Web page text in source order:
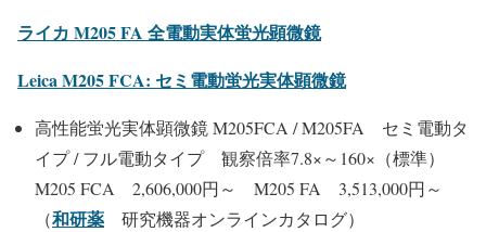
ライカ M205 FA 全電動実体蛍光顕微鏡
Leica M205 FCA: セミ電動蛍光実体顕微鏡
高性能蛍光実体顕微鏡 M205FCA / M205FA セミ電動タ
イプ / フル電動タイプ 観察倍率7.8×～160×（標準）
M205 FCA 2,606,000円～ M205 FA 3,513,000円～
（和研薬 研究機器オンラインカタログ）